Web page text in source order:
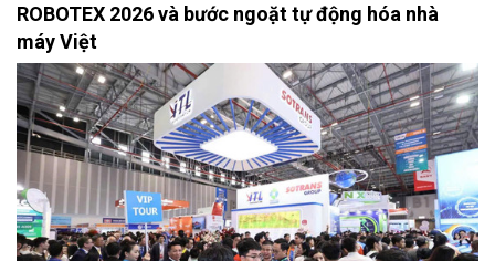
ROBOTEX 2026 và bước ngoặt tự động hóa nhà
máy Việt